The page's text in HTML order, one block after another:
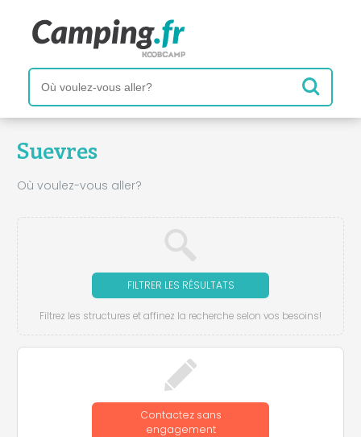
Suevres
Où voulez-vous aller?
FILTRER LES RÉSULTATS
Filtrez les structures et affinez la recherche selon vos besoins!
Contactez sans
engagement